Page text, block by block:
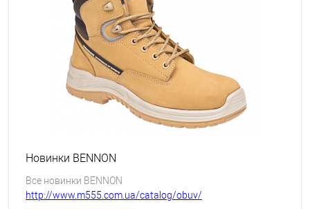
Новинки BENNON
Все новинки BENNON
http://www.m555.com.ua/catalog/obuv/